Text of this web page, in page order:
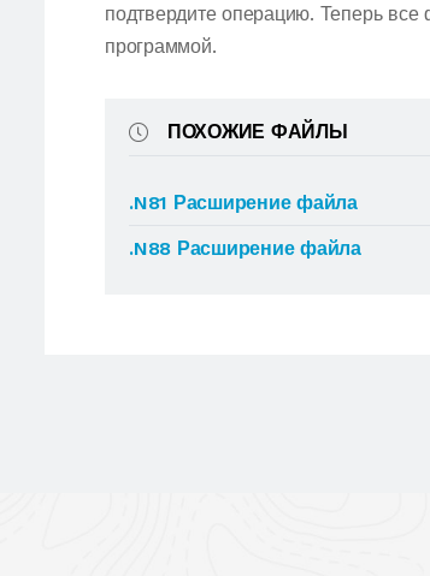
подтвердите операцию. Теперь
программой.
ПОХОЖИЕ ФАЙЛЫ
.N81 Расширение файла
.N88 Расширение файла